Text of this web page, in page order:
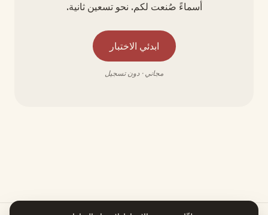
أسماءً صُنعت لكم. نحو تسعين ثانية.
ابدئي الاختبار
مجاني · دون تسجيل